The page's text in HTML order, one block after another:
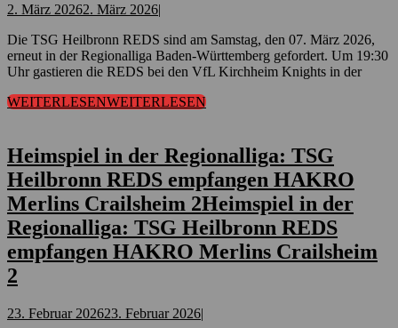
2. März 20262. März 2026|
Die TSG Heilbronn REDS sind am Samstag, den 07. März 2026,
erneut in der Regionalliga Baden-Württemberg gefordert. Um 19:30
Uhr gastieren die REDS bei den VfL Kirchheim Knights in der
WEITERLESENWEITERLESEN
Heimspiel in der Regionalliga: TSG
Heilbronn REDS empfangen HAKRO
Merlins Crailsheim 2Heimspiel in der
Regionalliga: TSG Heilbronn REDS
empfangen HAKRO Merlins Crailsheim
2
23. Februar 202623. Februar 2026|